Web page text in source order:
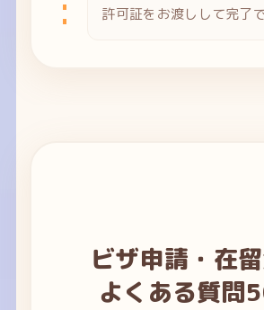
許可証をお渡しして完了で
ビザ申請・在
よくある質問